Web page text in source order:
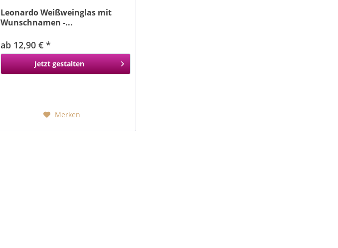
Leonardo Weißweinglas mit
Wunschnamen -...
ab 12,90 € *
Jetzt gestalten
Merken